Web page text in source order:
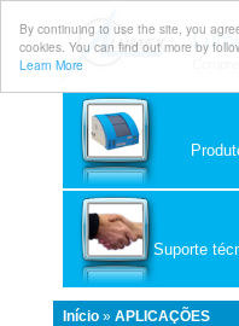
By continuing to use the site, you
cookies. You can find out more by
Learn More
Suporte
Início » APLICAÇÕES